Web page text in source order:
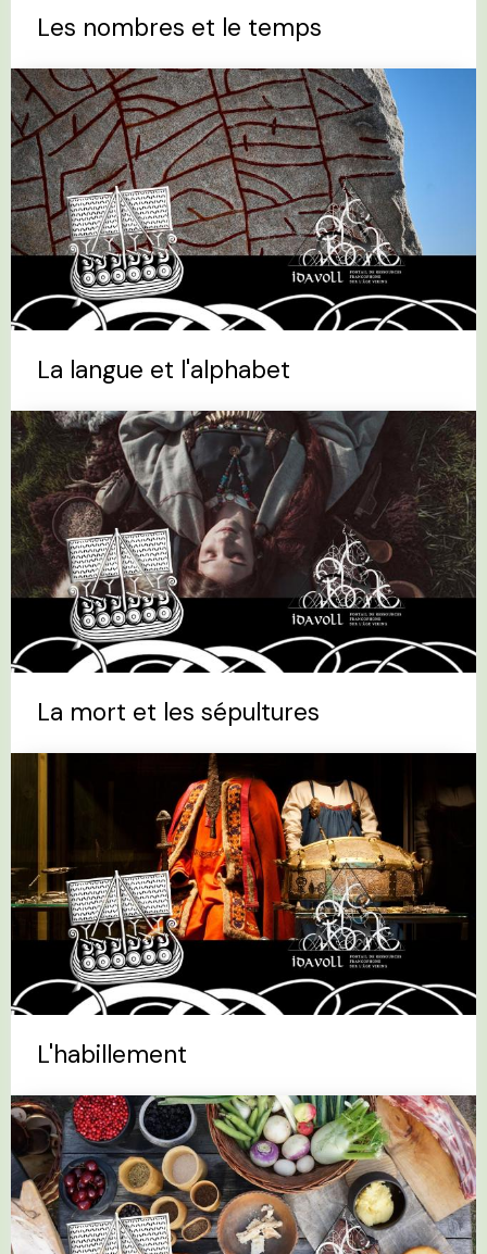
Les nombres et le temps
La langue et l'alphabet
La mort et les sépultures
L'habillement